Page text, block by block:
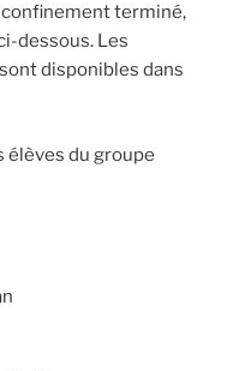
terminé,
dessous. Les
disponibles dans
élèves du groupe